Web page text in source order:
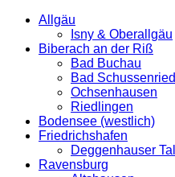
Allgäu
Isny & Oberallgäu
Biberach an der Riß
Bad Buchau
Bad Schussenried
Ochsenhausen
Riedlingen
Bodensee (westlich)
Friedrichshafen
Deggenhauser Tal
Ravensburg